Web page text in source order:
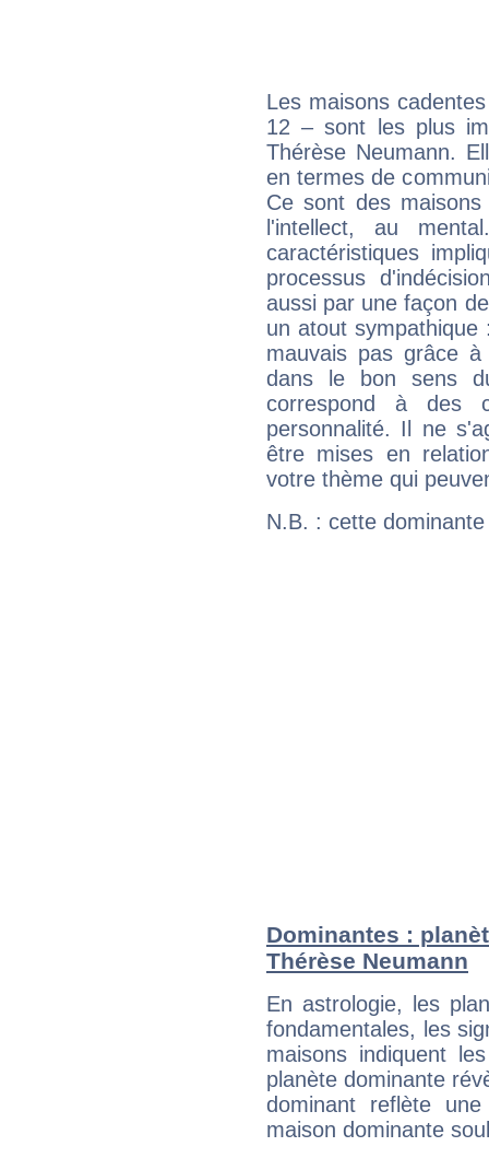
Les maisons
12 – sont les plus
Thérèse Neumann.
en termes de
Ce sont des
l'intellect, au
caractéristiques
processus
aussi par une façon
un atout
mauvais pas grâce
dans le bon sens
correspond à des
personnalité. Il ne
être mises en
votre thème qui
N.B. : cette
Dominantes :
Thérèse Neumann
En astrologie, les
fondamentales, les
maisons indiquent
planète dominante
dominant reflète
maison dominante